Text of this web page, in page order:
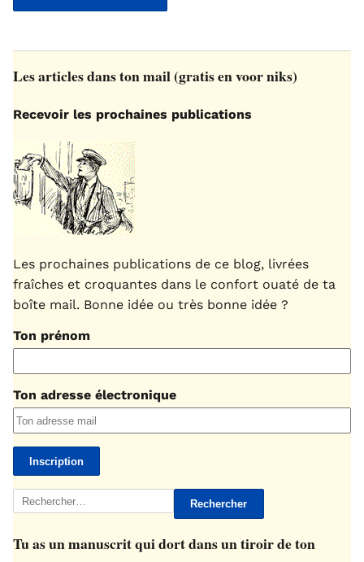
Les articles dans ton mail (gratis en voor niks)
Recevoir les prochaines publications
Les prochaines publications de ce blog, livrées
fraîches et croquantes dans le confort ouaté de ta
boîte mail. Bonne idée ou très bonne idée ?
Ton prénom
Ton adresse électronique
Rechercher :
Tu as un manuscrit qui dort dans un tiroir de ton